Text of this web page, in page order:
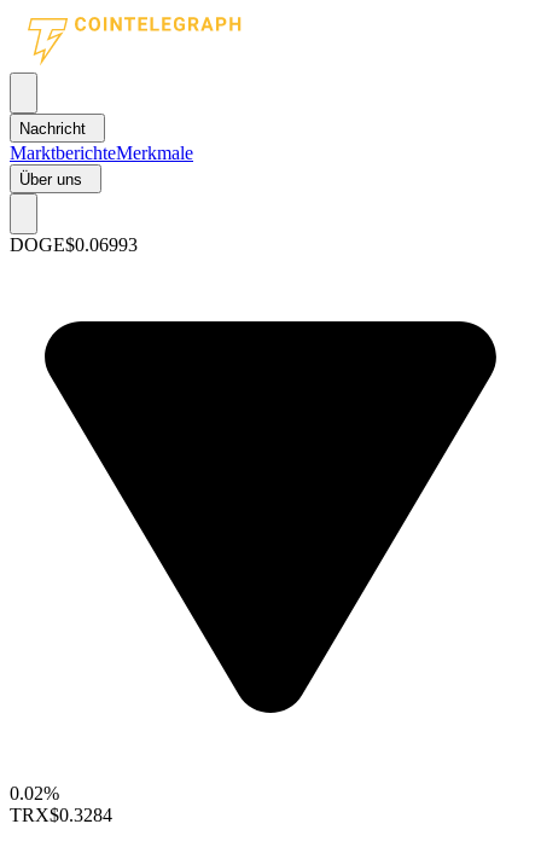
Nachricht
MarktberichteMerkmale
Über uns
DOGE$0.06993
0.02%
TRX$0.3284